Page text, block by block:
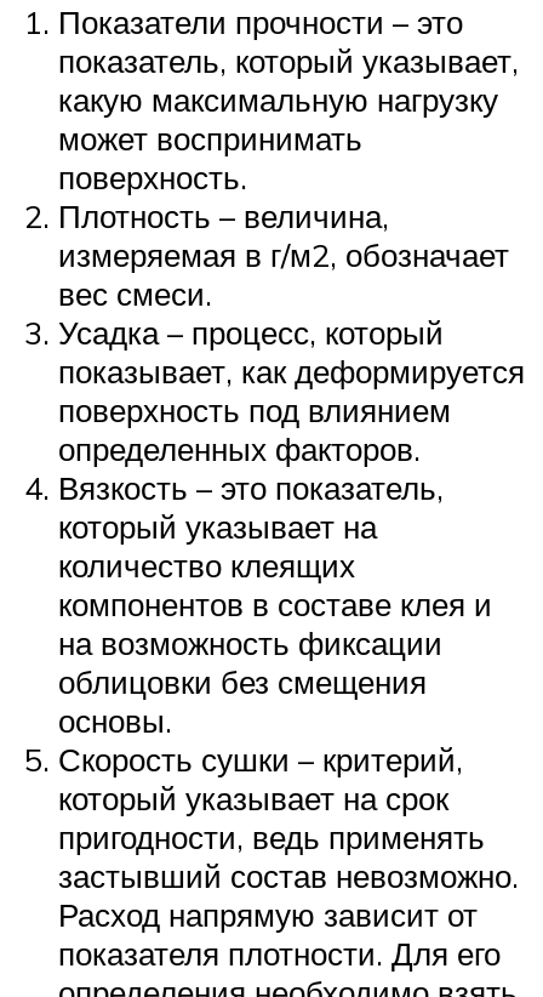
Показатели прочности – это
показатель, который указывает,
какую максимальную нагрузку
может воспринимать
поверхность.
Плотность – величина,
измеряемая в г/м2, обозначает
вес смеси.
Усадка – процесс, который
показывает, как деформируется
поверхность под влиянием
определенных факторов.
Вязкость – это показатель,
который указывает на
количество клеящих
компонентов в составе клея и
на возможность фиксации
облицовки без смещения
основы.
Скорость сушки – критерий,
который указывает на срок
пригодности, ведь применять
застывший состав невозможно.
Расход напрямую зависит от
показателя плотности. Для его